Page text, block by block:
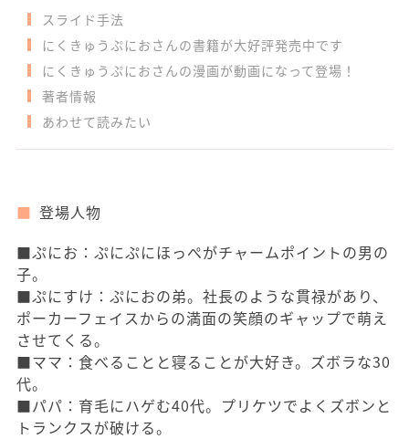
スライド手法
にくきゅうぷにおさんの書籍が大好評発売中です
にくきゅうぷにおさんの漫画が動画になって登場！
著者情報
あわせて読みたい
登場人物
■ぷにお：ぷにぷにほっぺがチャームポイントの男の
子。
■ぷにすけ：ぷにおの弟。社長のような貫禄があり、
ポーカーフェイスからの満面の笑顔のギャップで萌え
させてくる。
■ママ：食べることと寝ることが大好き。ズボラな30
代。
■パパ：育毛にハゲむ40代。プリケツでよくズボンと
トランクスが破ける。